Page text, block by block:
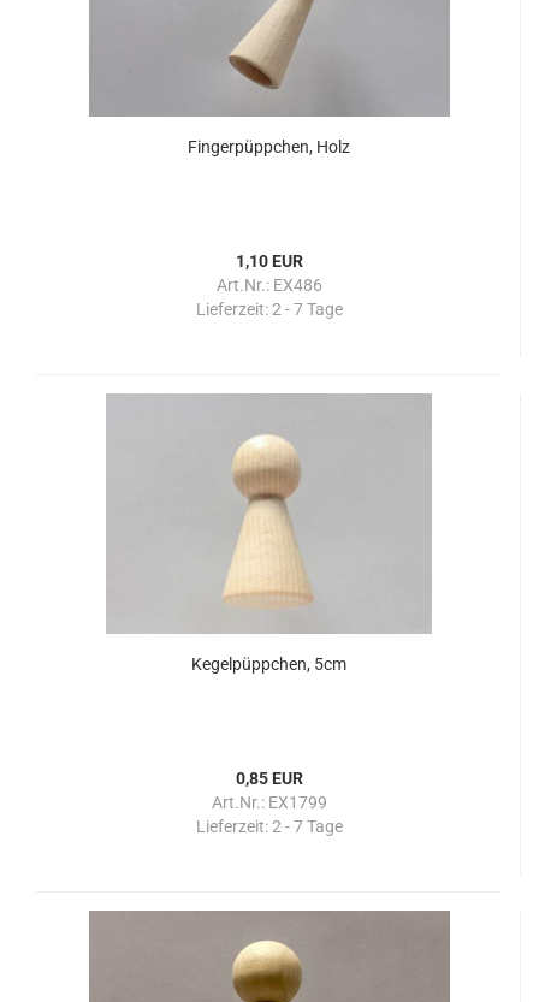
Fingerpüppchen, Holz
1,10 EUR
Art.Nr.: EX486
Lieferzeit:2 - 7 Tage
Kegelpüppchen, 5cm
0,85 EUR
Art.Nr.: EX1799
Lieferzeit:2 - 7 Tage